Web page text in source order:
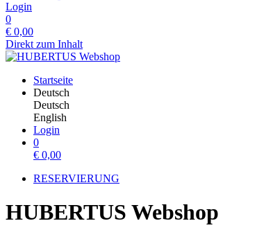
Login
0
€ 0,00
Direkt zum Inhalt
Startseite
Deutsch
Deutsch
English
Login
0
€ 0,00
RESERVIERUNG
HUBERTUS Webshop